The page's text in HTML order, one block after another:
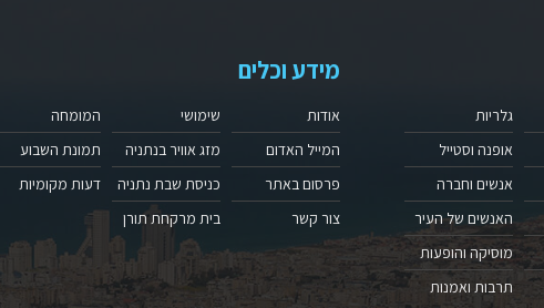
גלריות
אופנה וסטייל
אנשים וחברה
האנשים של העיר
מוסיקה והופעות
תרבות ואמנות
מידע וכלים
אודות
המייל האדום
פרסום באתר
צור קשר
שימושי
מזג אוויר בנתניה
כניסת שבת נתניה
בית מרקחת תורן
המומחה
תמונת השבוע
דעות מקומיות